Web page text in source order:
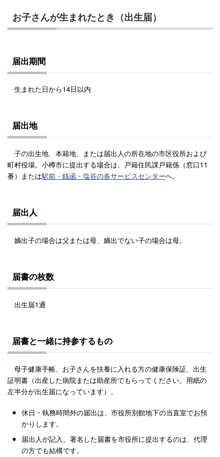
お子さんが生まれたとき（出生届）
届出期間
生まれた日から14日以内
届出地
子の出生地、本籍地、または届出人の所在地の市区役所および
町村役場。小樽市に提出する場合は、戸籍住民課戸籍係（窓口11
番）または駅前・銭函・塩谷の各サービスセンターへ。
届出人
嫡出子の場合は父または母、嫡出でない子の場合は母。
届書の枚数
出生届1通
届書と一緒に持参するもの
母子健康手帳、お子さんを扶養に入れる方の健康保険証、出生
証明書（出産した病院または助産所でもらってください。用紙の
左半分が出生届になっています）。
休日・執務時間外の届出は、市役所別館地下の当直室でお預
かりします。
届出人が記入、署名した届書を市役所に提出するのは、代理
の方でも結構です。